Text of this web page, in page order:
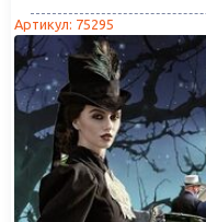
Артикул: 75295